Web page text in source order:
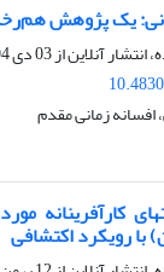
یک پژوهش
انتشار آنلاین از03 دی 1404
زمانی مقدم
با رویکرد اکتشافی